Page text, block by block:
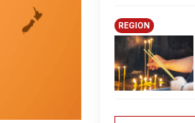
REGION